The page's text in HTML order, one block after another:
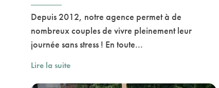
Depuis 2012, notre agence permet à de
nombreux couples de vivre pleinement leur
journée sans stress ! En toute...
Lire la suite